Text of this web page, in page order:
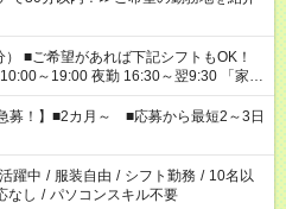
！
～19:00 夜勤 16:30～翌9:30 「家族
余裕を持って夕飯の準備がしたい」
ない」 など、ご希望を教えてください
務時間。 合計で週40時間を超える場
募！】■2カ月～ ■応募から最短2～3日
躍中 / 服装自由 / シフト勤務 / 10名以
なし / パソコンスキル不要